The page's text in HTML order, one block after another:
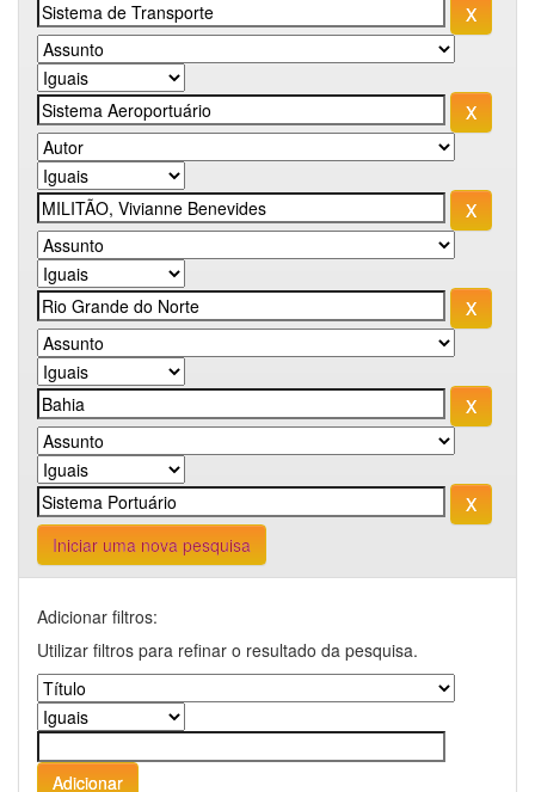
Iniciar uma nova pesquisa
Adicionar filtros:
Utilizar filtros para refinar o resultado da pesquisa.